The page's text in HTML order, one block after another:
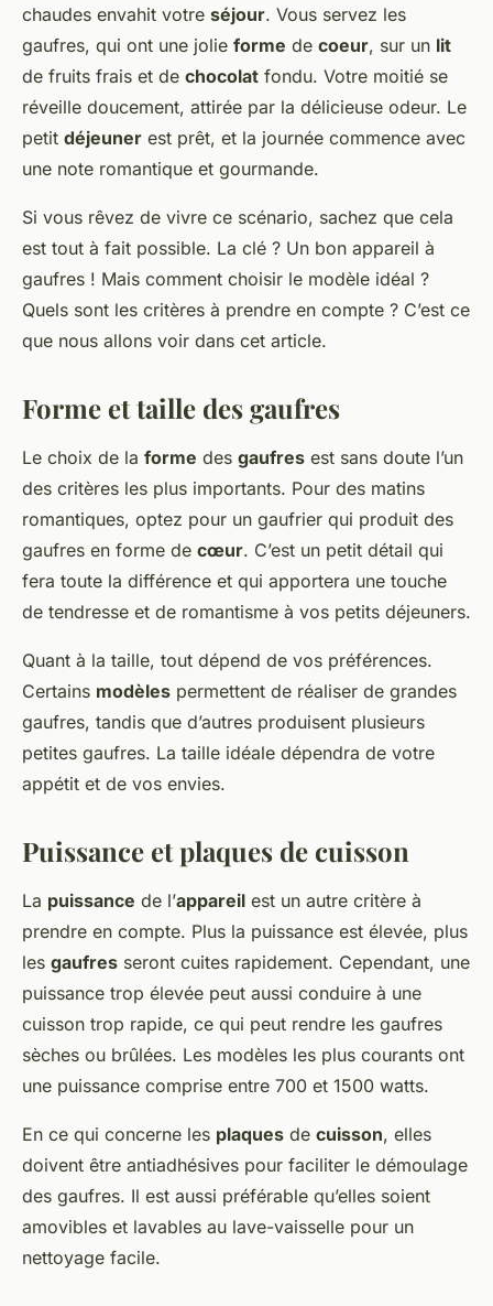
renaud•7 mars 2024•5 min de lecture
chaudes envahit votre séjour. Vous servez les
gaufres, qui ont une jolie forme de coeur, sur un lit
de fruits frais et de chocolat fondu. Votre moitié se
réveille doucement, attirée par la délicieuse odeur. Le
petit déjeuner est prêt, et la journée commence avec
une note romantique et gourmande.
Si vous rêvez de vivre ce scénario, sachez que cela
est tout à fait possible. La clé ? Un bon appareil à
gaufres ! Mais comment choisir le modèle idéal ?
Quels sont les critères à prendre en compte ? C’est ce
que nous allons voir dans cet article.
Forme et taille des gaufres
Le choix de la forme des gaufres est sans doute l’un
des critères les plus importants. Pour des matins
romantiques, optez pour un gaufrier qui produit des
gaufres en forme de cœur. C’est un petit détail qui
fera toute la différence et qui apportera une touche
de tendresse et de romantisme à vos petits déjeuners.
Quant à la taille, tout dépend de vos préférences.
Certains modèles permettent de réaliser de grandes
gaufres, tandis que d’autres produisent plusieurs
petites gaufres. La taille idéale dépendra de votre
appétit et de vos envies.
Puissance et plaques de cuisson
La puissance de l’appareil est un autre critère à
prendre en compte. Plus la puissance est élevée, plus
les gaufres seront cuites rapidement. Cependant, une
puissance trop élevée peut aussi conduire à une
cuisson trop rapide, ce qui peut rendre les gaufres
sèches ou brûlées. Les modèles les plus courants ont
une puissance comprise entre 700 et 1500 watts.
En ce qui concerne les plaques de cuisson, elles
doivent être antiadhésives pour faciliter le démoulage
des gaufres. Il est aussi préférable qu’elles soient
amovibles et lavables au lave-vaisselle pour un
nettoyage facile.